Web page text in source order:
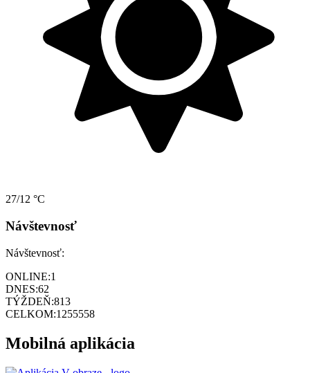
27/12 °C
Návštevnosť
Návštevnosť:
ONLINE:1
DNES:62
TÝŽDEŇ:813
CELKOM:1255558
Mobilná aplikácia